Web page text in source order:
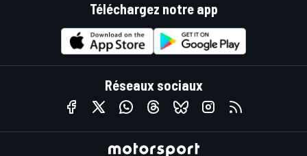
Téléchargez notre app
Réseaux sociaux